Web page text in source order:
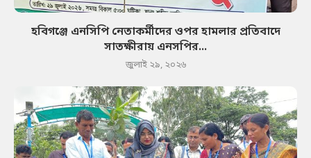
হবিগঞ্জে এনসিপি নেতাকর্মীদের ওপর হামলার প্রতিবাদে
সাতক্ষীরায় এনসপির...
জুলাই ২৯, ২০২৬